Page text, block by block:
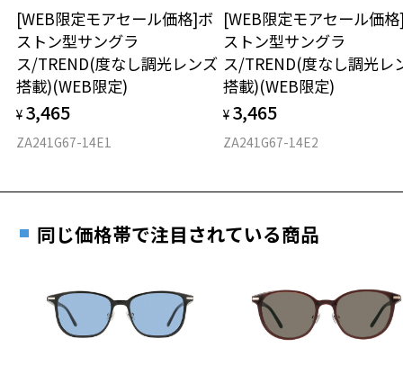
株式会社インターメスティック
ゾフ・カスタマーサポート
TEL：0120-013-883
＜度付きサングラスに関する注意事項＞
※サングラスの度付きは追加料金がかかります。
※度付きにした場合、元々のレンズ機能、レンズカラーは付きませ
＜実店舗でサングラスまたはパッケージ商品等のレンズ交換について
をされる場合は、レンズ代金の他に3,300円(税込)の加工賃を追加で頂
戴する場合がございます。
店頭でレンズ交換をされるお客様は、商品発送から6か月以内に、ご購
仕上がり寸法
D 仕上がりの横幅：約145mm
E 仕上がりの縦幅：約47mm
※メガネ：デモレンズを外した重さ
タイプ
安心2 視力測定無料
視力の変化を早めに発見するために、定期的な視
力測定をおすすめいたします。
安心3 かかり具合調整無料
オンラインストアでフレームのみ購入して、
実店舗で度付きにできます
ご購入時に「レンズ交換券」をお選びいただくと、実店舗で
度数を測定のうえ、度付きレンズ（標準セットレンズ）へ無
料交換いただけます。
詳しくはこちら
その際は記入用紙をダウンロードしてお使いください。
[WEB限定モアセール価格]ボ
ストン型サングラ
ス/TREND(度なし調光レンズ
搭載)(WEB限定)
¥ 3,465
ZA241G67-14E1
[WEB限定モアセール価
ストン型サングラ
ス/TREND(度なし調光レ
搭載)(WEB限定)
¥ 3,465
ZA241G67-14E2
同じ価格帯で注目されている商品